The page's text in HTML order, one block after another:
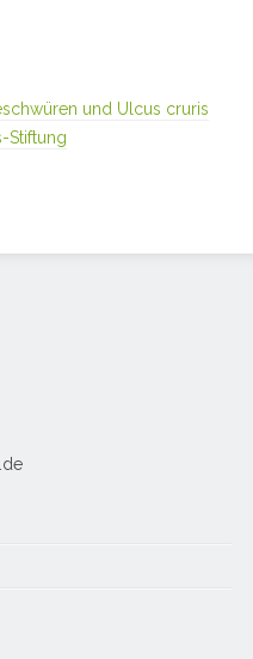
und Ulcus cruris
Stiftung